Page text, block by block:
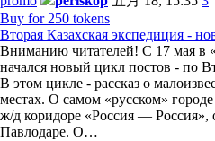
Buy for 250 tokens
Вторая Казахская экспедиция -
Вниманию читателей! С 17 мая в
начался новый цикл постов - по
В этом цикле - рассказ о
местах. О самом «русском»
ж/д коридоре «Россия —
Павлодаре. О…